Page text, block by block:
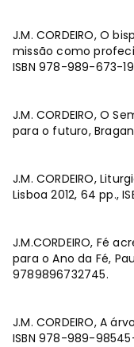
J.M. CORDEIRO, O
missão como
ISBN 978-989-673-
J.M. CORDEIRO, O
para o futuro,
J.M. CORDEIRO,
Lisboa 2012, 64 pp.,
J.M.CORDEIRO, Fé
para o Ano da Fé,
9789896732745.
J.M. CORDEIRO, A
ISBN 978-989-